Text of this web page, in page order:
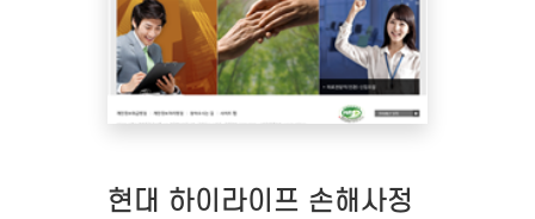
현대 하이라이프 손해사정